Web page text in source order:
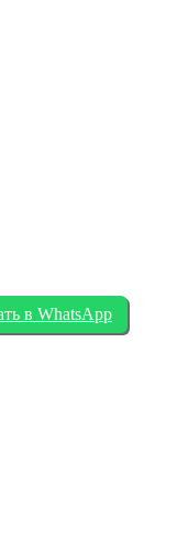
в WhatsApp